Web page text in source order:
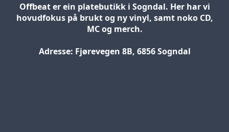
Offbeat er ein platebutikk i Sogndal. Her har vi
hovudfokus på brukt og ny vinyl, samt noko CD,
MC og merch.
Adresse: Fjørevegen 8B, 6856 Sogndal